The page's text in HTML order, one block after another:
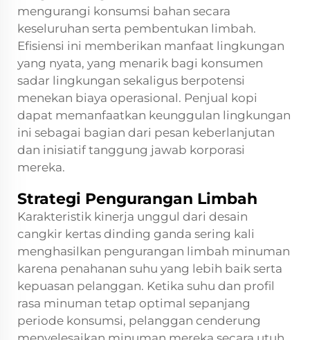
mengurangi konsumsi bahan secara
keseluruhan serta pembentukan limbah.
Efisiensi ini memberikan manfaat lingkungan
yang nyata, yang menarik bagi konsumen
sadar lingkungan sekaligus berpotensi
menekan biaya operasional. Penjual kopi
dapat memanfaatkan keunggulan lingkungan
ini sebagai bagian dari pesan keberlanjutan
dan inisiatif tanggung jawab korporasi
mereka.
Strategi Pengurangan Limbah
Karakteristik kinerja unggul dari desain
cangkir kertas dinding ganda sering kali
menghasilkan pengurangan limbah minuman
karena penahanan suhu yang lebih baik serta
kepuasan pelanggan. Ketika suhu dan profil
rasa minuman tetap optimal sepanjang
periode konsumsi, pelanggan cenderung